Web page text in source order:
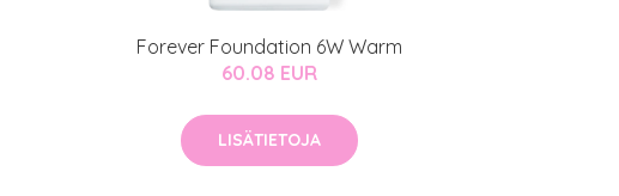
Forever Foundation 6W Warm
60.08 EUR
LISÄTIETOJA